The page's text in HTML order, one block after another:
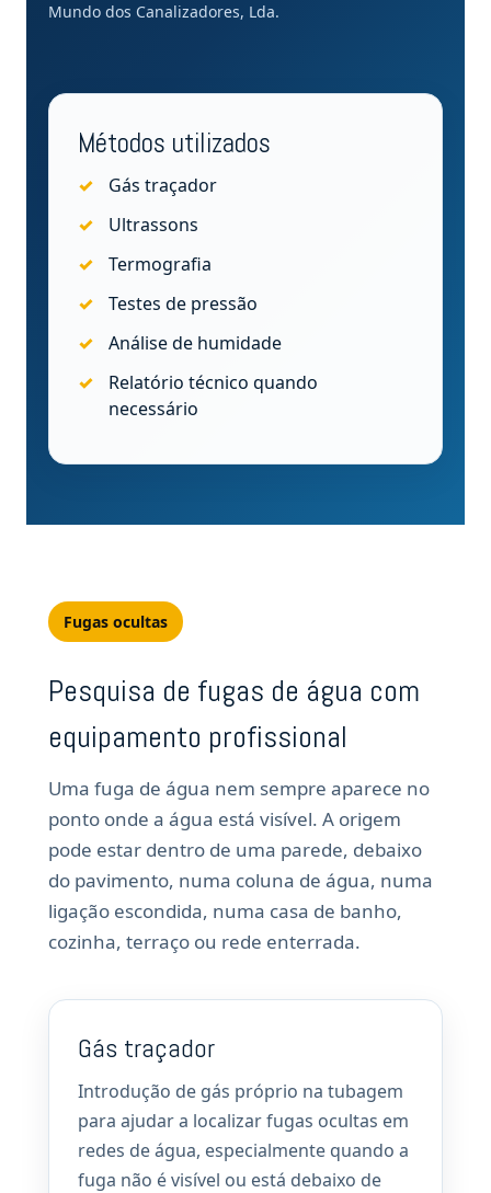
Mundo dos Canalizadores, Lda.
Métodos utilizados
Gás traçador
Ultrassons
Termografia
Testes de pressão
Análise de humidade
Relatório técnico quando
necessário
Fugas ocultas
Pesquisa de fugas de água com
equipamento profissional
Uma fuga de água nem sempre aparece no
ponto onde a água está visível. A origem
pode estar dentro de uma parede, debaixo
do pavimento, numa coluna de água, numa
ligação escondida, numa casa de banho,
cozinha, terraço ou rede enterrada.
Gás traçador
Introdução de gás próprio na tubagem
para ajudar a localizar fugas ocultas em
redes de água, especialmente quando a
fuga não é visível ou está debaixo de